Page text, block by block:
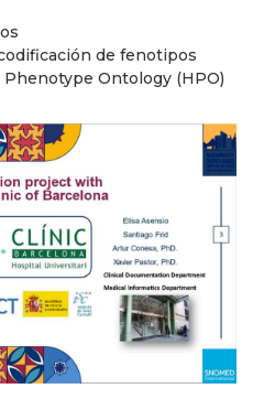
de fenotipos
Ontology (HPO)